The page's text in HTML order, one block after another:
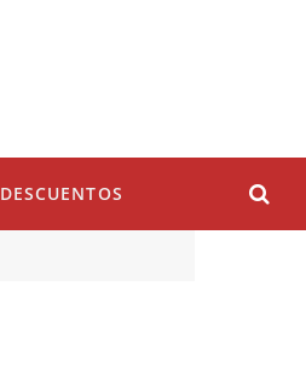
DESCUENTOS